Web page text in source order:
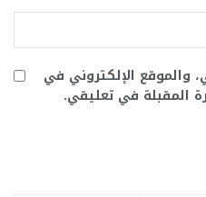
والموقع الإلكتروني في
المقبلة في تعليقي.